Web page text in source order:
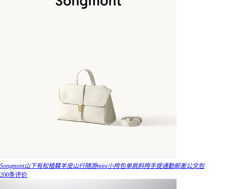
Songmont山下有松植鞣羊皮山行随游mini小挎包单肩斜挎手提通勤邮差公文包
200条评价